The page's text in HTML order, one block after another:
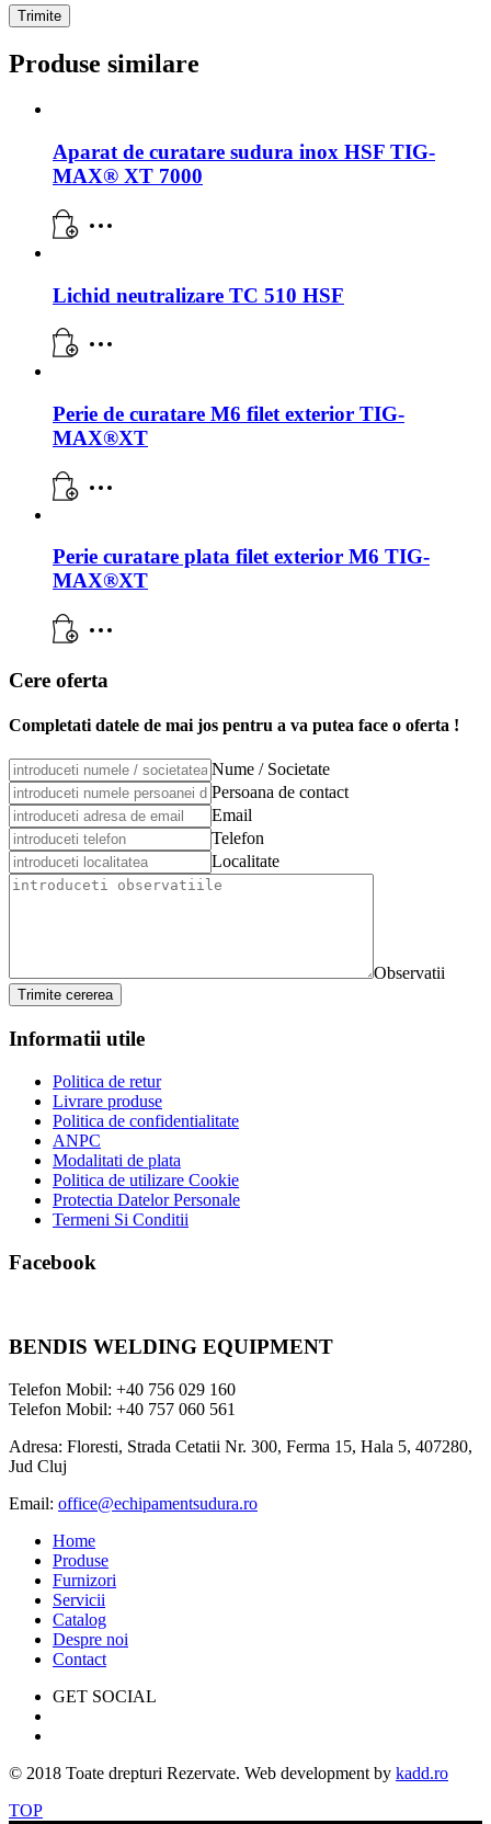
Produse similare
Aparat de curatare sudura inox HSF TIG-
MAX® XT 7000
Lichid neutralizare TC 510 HSF
Perie de curatare M6 filet exterior TIG-
MAX®XT
Perie curatare plata filet exterior M6 TIG-
MAX®XT
Cere oferta
Completati datele de mai jos pentru a va putea face o oferta !
Nume / Societate
Persoana de contact
Email
Telefon
Localitate
Observatii
Trimite cererea
Informatii utile
Politica de retur
Livrare produse
Politica de confidentialitate
ANPC
Modalitati de plata
Politica de utilizare Cookie
Protectia Datelor Personale
Termeni Si Conditii
Facebook
BENDIS WELDING EQUIPMENT
Telefon Mobil: +40 756 029 160
Telefon Mobil: +40 757 060 561
Adresa: Floresti, Strada Cetatii Nr. 300, Ferma 15, Hala 5, 407280,
Jud Cluj
Email: office@echipamentsudura.ro
Home
Produse
Furnizori
Servicii
Catalog
Despre noi
Contact
GET SOCIAL
© 2018 Toate drepturi Rezervate. Web development by kadd.ro
TOP